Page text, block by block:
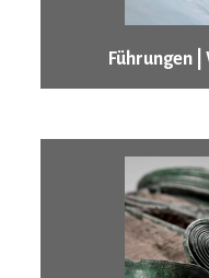
Führungen